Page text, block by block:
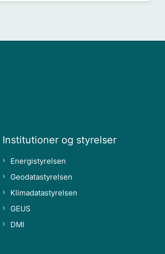
Institutioner og styrelser
Energistyrelsen
Geodatastyrelsen
Klimadatastyrelsen
GEUS
DMI